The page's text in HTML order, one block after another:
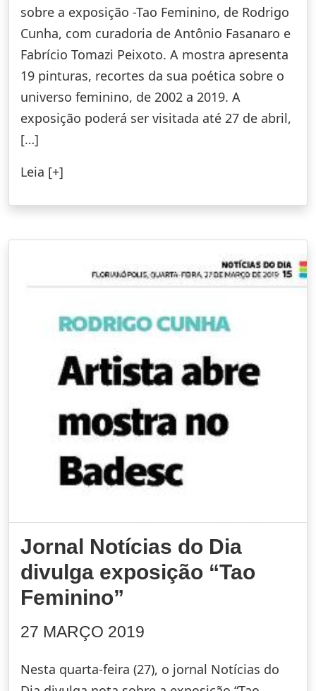
sobre a exposição -Tao Feminino, de Rodrigo
Cunha, com curadoria de Antônio Fasanaro e
Fabrício Tomazi Peixoto. A mostra apresenta
19 pinturas, recortes da sua poética sobre o
universo feminino, de 2002 a 2019. A
exposição poderá ser visitada até 27 de abril,
[…]
Leia [+]
Jornal Notícias do Dia
divulga exposição “Tao
Feminino”
27 MARÇO 2019
Nesta quarta-feira (27), o jornal Notícias do